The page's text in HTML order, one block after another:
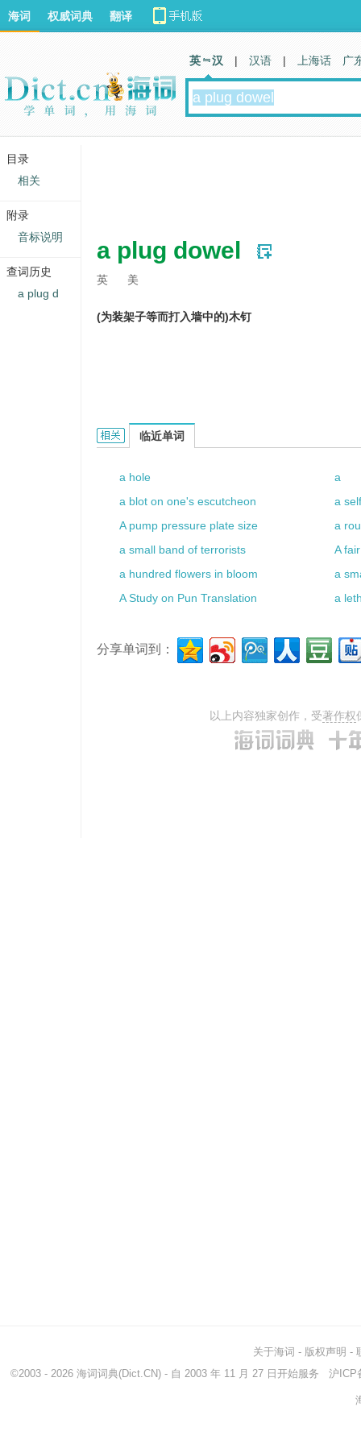
a plug dowel
英 美
(为装架子等而打入墙中的)木钉
a plug dowel的相关资料：
临近单词
a hole
a
a blot on one's escutcheon
a
A pump pressure plate size
a
a small band of terrorists
A
a hundred flowers in bloom
a
A Study on Pun Translation
a
分享单词到：
以上内容独家创作，受著作权
海词 权威词典 翻译
英 汉 | 汉语 | 上海话 广
关于海词 - 版权声明 -
©2003 - 2026 海词词典(Dict.CN) - 自 2003 年 11 月 27 日开始服务 沪ICP
目录
相关
附录
音标说明
查词历史
a plug d